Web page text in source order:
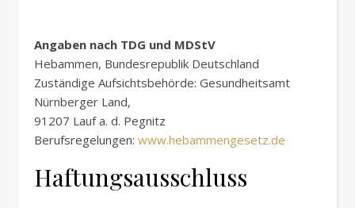
Angaben nach TDG und MDStV
Hebammen, Bundesrepublik Deutschland
Zuständige Aufsichtsbehörde: Gesundheitsamt
Nürnberger Land,
91207 Lauf a. d. Pegnitz
Berufsregelungen: www.hebammengesetz.de
Haftungsausschluss